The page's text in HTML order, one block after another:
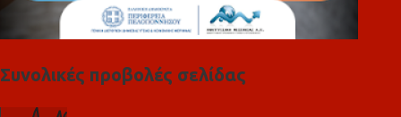
Συνολικές προβολές σελίδας